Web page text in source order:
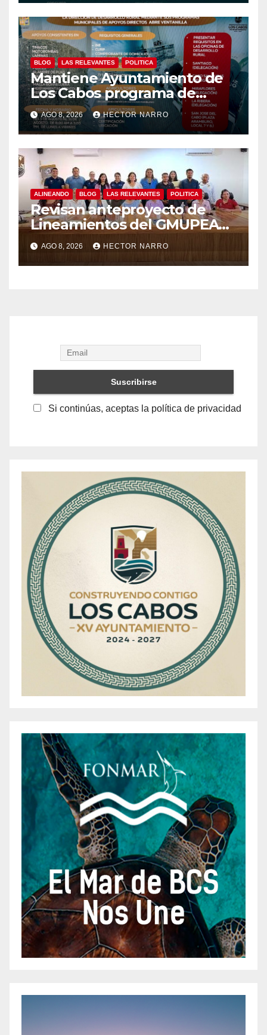
BLOG LAS RELEVANTES POLITICA
Mantiene Ayuntamiento de
Los Cabos programa de
apoyos para agricultores,
ganaderos y apicultores
AGO 8, 2026 HECTOR NARRO
ALINEANDO BLOG LAS RELEVANTES POLITICA
Revisan anteproyecto de
Lineamientos del GMUPEA
en Los Cabos
AGO 8, 2026 HECTOR NARRO
Si continúas, aceptas la política de privacidad